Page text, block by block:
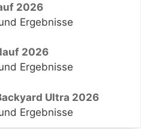
2026
Ergebnisse
2026
Ergebnisse
Ultra 2026
Ergebnisse